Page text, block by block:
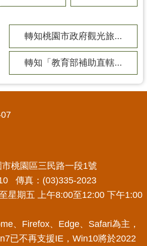
轉知桃園市政府觀光旅...
轉知「教育部補助直轄...
桃園區三民路一段1號
傳真：(03)335-2023
星期五 上午8:00至12:00 下午1:00
、Firefox、Edge、Safari為主，
已不再支援IE，Win10將於2022